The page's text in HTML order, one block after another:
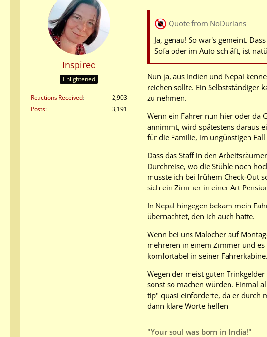
Inspired
Enlightened
Reactions Received
2,903
Posts
3,191
Quote from NoDurians
Ja, genau! So war's gemeint.
Sofa oder im Auto schläft, ist
Nun ja, aus Indien und Nepal
reichen sollte. Ein Selbstständiger
zu nehmen.
Wenn ein Fahrer nun hier oder da
annimmt, wird spätestens daraus
für die Familie, im ungünstigen
Dass das Staff in den
Durchreise, wo die Stühle noch
musste ich bei frühem Check-Out
sich ein Zimmer in einer Art
In Nepal hingegen bekam mein
übernachtet, den ich auch hatte.
Wenn bei uns Malocher auf
mehreren in einem Zimmer und
komfortabel in seiner Fahrerkabine.
Wegen der meist guten
sonst so machen würden. Einmal
tip" quasi einforderte, da er durch
dann klare Worte helfen.
"Your soul was born in India!"